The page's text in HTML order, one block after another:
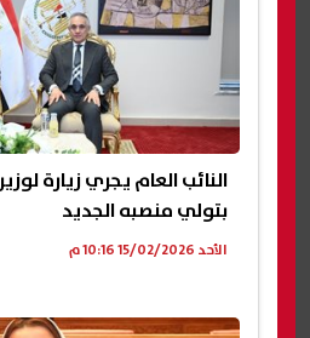
النائب العام يجري زيارة
بتولي منصبه الجديد
الأحد 15/02/2026 10:16 م